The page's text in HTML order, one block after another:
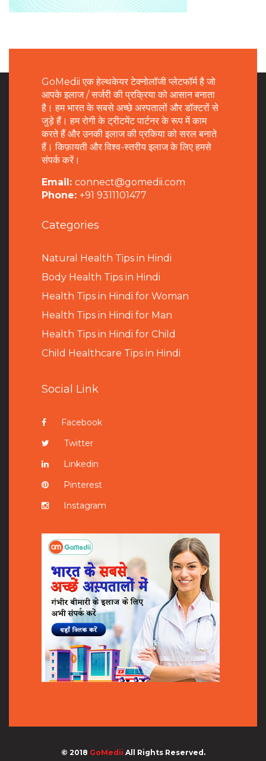
GoMedii एक हेल्थकेयर टेक्नोलॉजी प्लेटफॉर्म है जो
आपके इलाज / सर्जरी की प्रक्रिया को आसान बनाता
है। हम भारत के सबसे अच्छे अस्पतालों और डॉक्टरों से
जुड़े हैं। हम रोगी के ट्रीटमेंट पार्टनर के रूप में काम
करते हैं और उनकी इलाज की प्रकिया को सरल बनाते
हैं। किफ़ायती और विश्व-स्तरीय इलाज के लिए हमसे
संपर्क करें।
Email: connect@gomedii.com
Phone: +91 9311101477
Categories
Natural Health Tips in Hindi
Body Health Tips in Hindi
Health Tips in Hindi for Woman
Health Tips in Hindi for Man
Health Tips in Hindi for Child
Child Healthcare Tips in Hindi
Social Link
Facebook
Twitter
Linkedin
Pinterest
Instagram
© 2018 GoMedii All Rights Reserved.